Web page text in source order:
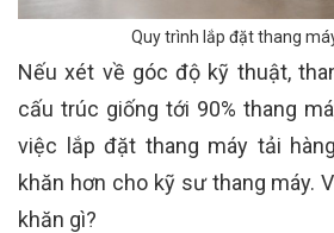
Quy trình lắp đặt thang
Nếu xét về góc độ kỹ thuật,
cấu trúc giống tới 90% thang
việc lắp đặt thang máy tải
khăn hơn cho kỹ sư thang máy.
khăn gì?